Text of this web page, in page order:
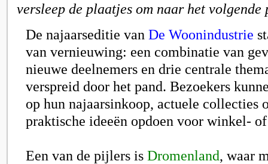
versleep de plaatjes om naar het
De najaarseditie van De Woonindustrie
van vernieuwing: een combinatie van
nieuwe deelnemers en drie centrale
verspreid door het pand. Bezoekers
op hun najaarsinkoop, actuele collecties
praktische ideeën opdoen voor winkel-
Een van de pijlers is Dromenland, waar